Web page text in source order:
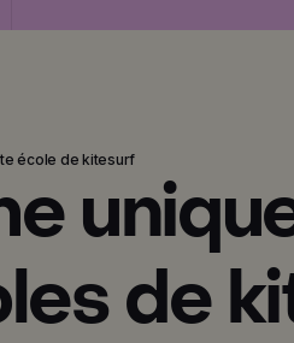
école de kitesurf
de